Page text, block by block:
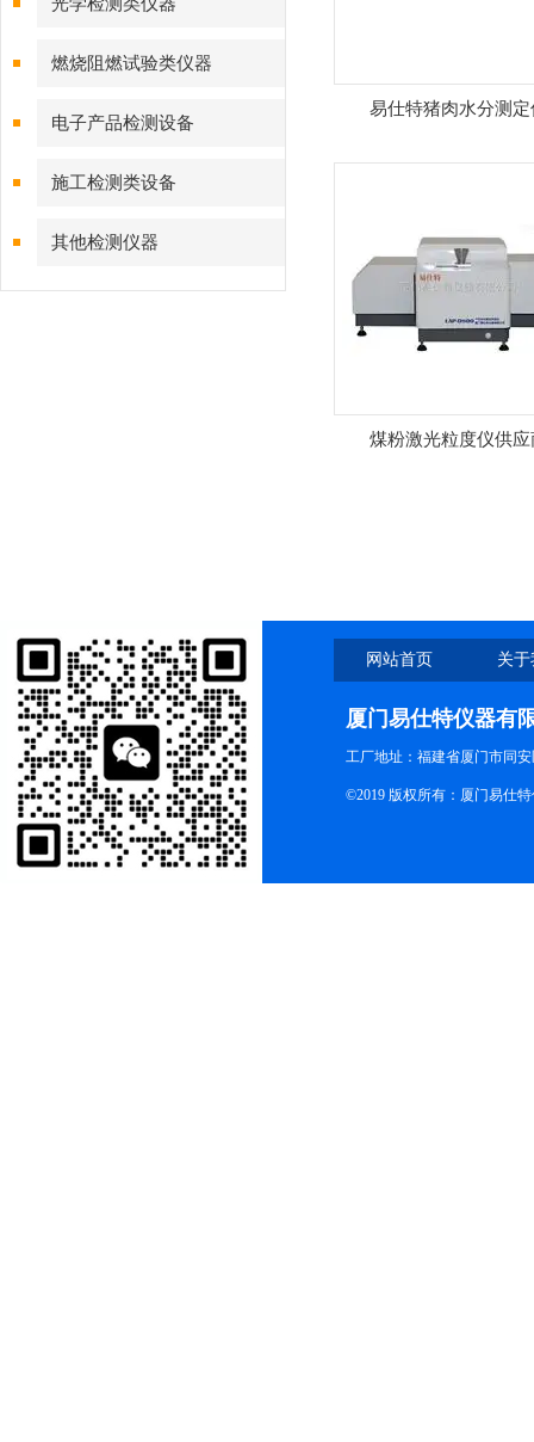
燃烧阻燃试验类仪器
电子产品检测设备
施工检测类设备
其他检测仪器
易仕特猪肉水分测定
煤粉激光粒度仪供应
网站首页 关
厦门易仕特仪器有
工厂地址：福建省厦门市同
©2019 版权所有：厦门易仕